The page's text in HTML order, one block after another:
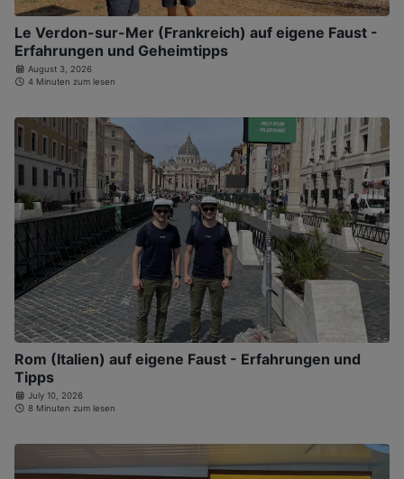
Le Verdon-sur-Mer (Frankreich) auf eigene Faust -
Erfahrungen und Geheimtipps
August 3, 2026
4 Minuten zum lesen
Rom (Italien) auf eigene Faust - Erfahrungen und
Tipps
July 10, 2026
8 Minuten zum lesen